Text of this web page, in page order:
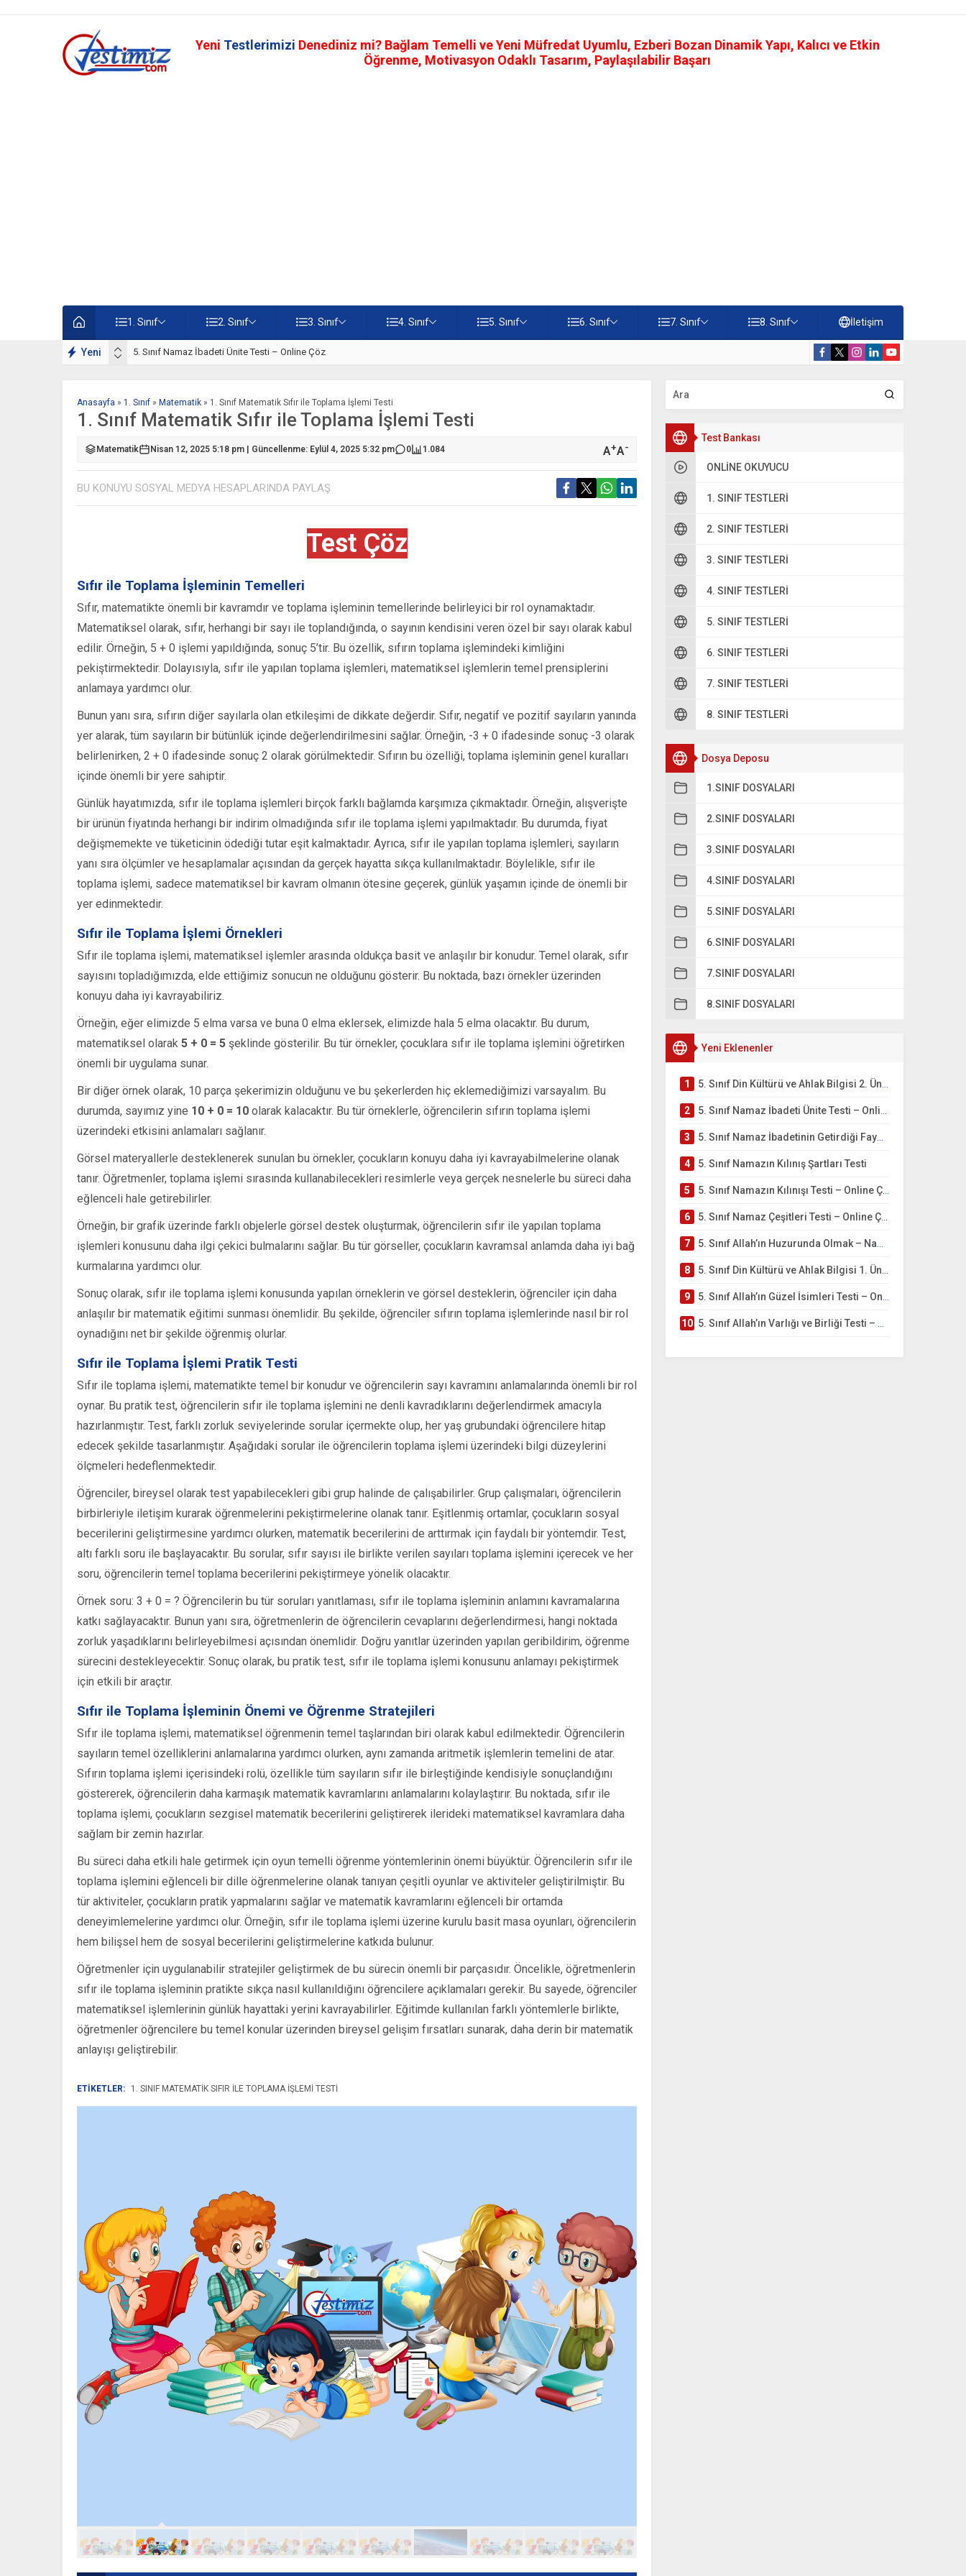
Yeni Testlerimizi Denediniz mi? Bağlam Temelli ve Yeni Müfredat Uyumlu, Ezberi Bozan Dinamik Yapı, Kalıcı ve Etkin
Öğrenme, Motivasyon Odaklı Tasarım, Paylaşılabilir Başarı
1. Sınıf 2. Sınıf 3. Sınıf 4. Sınıf 5. Sınıf 6. Sınıf 7. Sınıf 8. Sınıf İletişim
Yeni 5. Sınıf Namaz İbadeti Ünite Testi – Online Çöz
Test Bankası
ONLINE OKUYUCU
1. SINIF TESTLERI
2. SINIF TESTLERI
3. SINIF TESTLERI
4. SINIF TESTLERI
5. SINIF TESTLERI
6. SINIF TESTLERI
7. SINIF TESTLERI
8. SINIF TESTLERI
Dosya Deposu
1.SINIF DOSYALARI
2.SINIF DOSYALARI
3.SINIF DOSYALARI
4.SINIF DOSYALARI
5.SINIF DOSYALARI
6.SINIF DOSYALARI
7.SINIF DOSYALARI
8.SINIF DOSYALARI
Yeni Eklenenler
1 5. Sınıf Din Kültürü ve Ahlak Bilgisi 2. Ünite: Namaz İbadeti Çalışmaları
2 5. Sınıf Namaz İbadeti Ünite Testi – Online Çöz
3 5. Sınıf Namaz İbadetinin Getirdiği Faydalar Testi
4 5. Sınıf Namazın Kılınış Şartları Testi
5 5. Sınıf Namazın Kılınışı Testi – Online Çöz
6 5. Sınıf Namaz Çeşitleri Testi – Online Çöz
7 5. Sınıf Allah’ın Huzurunda Olmak – Namaz İbadeti Testi
8 5. Sınıf Din Kültürü ve Ahlak Bilgisi 1. Ünite: Allah İnancı Çalışmaları
9 5. Sınıf Allah’ın Güzel İsimleri Testi – Online Çöz
10 5. Sınıf Allah’ın Varlığı ve Birliği Testi – Online Çöz
Anasayfa » 1. Sınıf » Matematik » 1. Sınıf Matematik Sıfır ile Toplama İşlemi Testi
1. Sınıf Matematik Sıfır ile Toplama İşlemi Testi
Matematik Nisan 12, 2025 5:18 pm | Güncellenme: Eylül 4, 2025 5:32 pm 0 1.084 A+A-
BU KONUYU SOSYAL MEDYA HESAPLARINDA PAYLAŞ
Test Çöz
Sıfır ile Toplama İşleminin Temelleri
Sıfır, matematikte önemli bir kavramdır ve toplama işleminin temellerinde belirleyici bir rol oynamaktadır.
Matematiksel olarak, sıfır, herhangi bir sayı ile toplandığında, o sayının kendisini veren özel bir sayı olarak kabul
edilir. Örneğin, 5 + 0 işlemi yapıldığında, sonuç 5’tir. Bu özellik, sıfırın toplama işlemindeki kimliğini
pekiştirmektedir. Dolayısıyla, sıfır ile yapılan toplama işlemleri, matematiksel işlemlerin temel prensiplerini
anlamaya yardımcı olur.
Bunun yanı sıra, sıfırın diğer sayılarla olan etkileşimi de dikkate değerdir. Sıfır, negatif ve pozitif sayıların yanında
yer alarak, tüm sayıların bir bütünlük içinde değerlendirilmesini sağlar. Örneğin, -3 + 0 ifadesinde sonuç -3 olarak
belirlenirken, 2 + 0 ifadesinde sonuç 2 olarak görülmektedir. Sıfırın bu özelliği, toplama işleminin genel kuralları
içinde önemli bir yere sahiptir.
Günlük hayatımızda, sıfır ile toplama işlemleri birçok farklı bağlamda karşımıza çıkmaktadır. Örneğin, alışverişte
bir ürünün fiyatında herhangi bir indirim olmadığında sıfır ile toplama işlemi yapılmaktadır. Bu durumda, fiyat
değişmemekte ve tüketicinin ödediği tutar eşit kalmaktadır. Ayrıca, sıfır ile yapılan toplama işlemleri, sayıların
yanı sıra ölçümler ve hesaplamalar açısından da gerçek hayatta sıkça kullanılmaktadır. Böylelikle, sıfır ile
toplama işlemi, sadece matematiksel bir kavram olmanın ötesine geçerek, günlük yaşamın içinde de önemli bir
yer edinmektedir.
Sıfır ile Toplama İşlemi Örnekleri
Sıfır ile toplama işlemi, matematiksel işlemler arasında oldukça basit ve anlaşılır bir konudur. Temel olarak, sıfır
sayısını topladığımızda, elde ettiğimiz sonucun ne olduğunu gösterir. Bu noktada, bazı örnekler üzerinden
konuyu daha iyi kavrayabiliriz.
Örneğin, eğer elimizde 5 elma varsa ve buna 0 elma eklersek, elimizde hala 5 elma olacaktır. Bu durum,
matematiksel olarak 5 + 0 = 5 şeklinde gösterilir. Bu tür örnekler, çocuklara sıfır ile toplama işlemini öğretirken
önemli bir uygulama sunar.
Bir diğer örnek olarak, 10 parça şekerimizin olduğunu ve bu şekerlerden hiç eklemediğimizi varsayalım. Bu
durumda, sayımız yine 10 + 0 = 10 olarak kalacaktır. Bu tür örneklerle, öğrencilerin sıfırın toplama işlemi
üzerindeki etkisini anlamaları sağlanır.
Görsel materyallerle desteklenerek sunulan bu örnekler, çocukların konuyu daha iyi kavrayabilmelerine olanak
tanır. Öğretmenler, toplama işlemi sırasında kullanabilecekleri resimlerle veya gerçek nesnelerle bu süreci daha
eğlenceli hale getirebilirler.
Örneğin, bir grafik üzerinde farklı objelerle görsel destek oluşturmak, öğrencilerin sıfır ile yapılan toplama
işlemleri konusunu daha ilgi çekici bulmalarını sağlar. Bu tür görseller, çocukların kavramsal anlamda daha iyi bağ
kurmalarına yardımcı olur.
Sonuç olarak, sıfır ile toplama işlemi konusunda yapılan örneklerin ve görsel desteklerin, öğrenciler için daha
anlaşılır bir matematik eğitimi sunması önemlidir. Bu şekilde, öğrenciler sıfırın toplama işlemlerinde nasıl bir rol
oynadığını net bir şekilde öğrenmiş olurlar.
Sıfır ile Toplama İşlemi Pratik Testi
Sıfır ile toplama işlemi, matematikte temel bir konudur ve öğrencilerin sayı kavramını anlamalarında önemli bir rol
oynar. Bu pratik test, öğrencilerin sıfır ile toplama işlemini ne denli kavradıklarını değerlendirmek amacıyla
hazırlanmıştır. Test, farklı zorluk seviyelerinde sorular içermekte olup, her yaş grubundaki öğrencilere hitap
edecek şekilde tasarlanmıştır. Aşağıdaki sorular ile öğrencilerin toplama işlemi üzerindeki bilgi düzeylerini
ölçmeleri hedeflenmektedir.
Öğrenciler, bireysel olarak test yapabilecekleri gibi grup halinde de çalışabilirler. Grup çalışmaları, öğrencilerin
birbirleriyle iletişim kurarak öğrenmelerini pekiştirmelerine olanak tanır. Eşitlenmiş ortamlar, çocukların sosyal
becerilerini geliştirmesine yardımcı olurken, matematik becerilerini de arttırmak için faydalı bir yöntemdir. Test,
altı farklı soru ile başlayacaktır. Bu sorular, sıfır sayısı ile birlikte verilen sayıları toplama işlemini içerecek ve her
soru, öğrencilerin temel toplama becerilerini pekiştirmeye yönelik olacaktır.
Örnek soru: 3 + 0 = ? Öğrencilerin bu tür soruları yanıtlaması, sıfır ile toplama işleminin anlamını kavramalarına
katkı sağlayacaktır. Bunun yanı sıra, öğretmenlerin de öğrencilerin cevaplarını değerlendirmesi, hangi noktada
zorluk yaşadıklarını belirleyebilmesi açısından önemlidir. Doğru yanıtlar üzerinden yapılan geribildirim, öğrenme
sürecini destekleyecektir. Sonuç olarak, bu pratik test, sıfır ile toplama işlemi konusunu anlamayı pekiştirmek
için etkili bir araçtır.
Sıfır ile Toplama İşleminin Önemi ve Öğrenme Stratejileri
Sıfır ile toplama işlemi, matematiksel öğrenmenin temel taşlarından biri olarak kabul edilmektedir. Öğrencilerin
sayıların temel özelliklerini anlamalarına yardımcı olurken, aynı zamanda aritmetik işlemlerin temelini de atar.
Sıfırın toplama işlemi içerisindeki rolü, özellikle tüm sayıların sıfır ile birleştiğinde kendisiyle sonuçlandığını
göstererek, öğrencilerin daha karmaşık matematik kavramlarını anlamalarını kolaylaştırır. Bu noktada, sıfır ile
toplama işlemi, çocukların sezgisel matematik becerilerini geliştirerek ilerideki matematiksel kavramlara daha
sağlam bir zemin hazırlar.
Bu süreci daha etkili hale getirmek için oyun temelli öğrenme yöntemlerinin önemi büyüktür. Öğrencilerin sıfır ile
toplama işlemini eğlenceli bir dille öğrenmelerine olanak tanıyan çeşitli oyunlar ve aktiviteler geliştirilmiştir. Bu
tür aktiviteler, çocukların pratik yapmalarını sağlar ve matematik kavramlarını eğlenceli bir ortamda
deneyimlemelerine yardımcı olur. Örneğin, sıfır ile toplama işlemi üzerine kurulu basit masa oyunları, öğrencilerin
hem bilişsel hem de sosyal becerilerini geliştirmelerine katkıda bulunur.
Öğretmenler için uygulanabilir stratejiler geliştirmek de bu sürecin önemli bir parçasıdır. Öncelikle, öğretmenlerin
sıfır ile toplama işleminin pratikte sıkça nasıl kullanıldığını öğrencilere açıklamaları gerekir. Bu sayede, öğrenciler
matematiksel işlemlerinin günlük hayattaki yerini kavrayabilirler. Eğitimde kullanılan farklı yöntemlerle birlikte,
öğretmenler öğrencilere bu temel konular üzerinden bireysel gelişim fırsatları sunarak, daha derin bir matematik
anlayışı geliştirebilir.
ETİKETLER: 1. SINIF MATEMATIK SIFIR ILE TOPLAMA İŞLEMI TESTI